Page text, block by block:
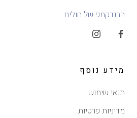
הבנדקמפ של חולית
מידע נוסף
תנאי שימוש
מדיניות פרטיות